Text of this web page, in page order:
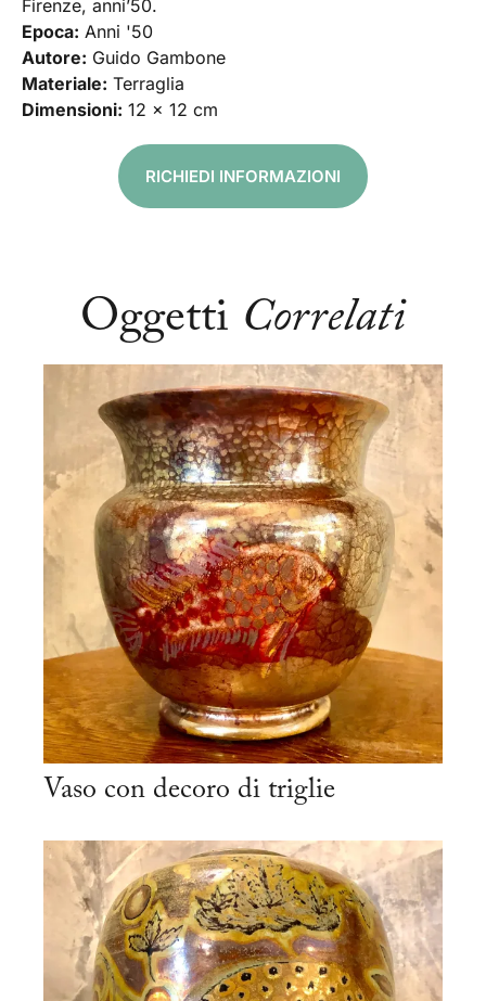
Firenze, anni’50.
Epoca: Anni '50
Autore: Guido Gambone
Materiale: Terraglia
Dimensioni: 12 x 12 cm
RICHIEDI INFORMAZIONI
Oggetti Correlati
Vaso con decoro di triglie